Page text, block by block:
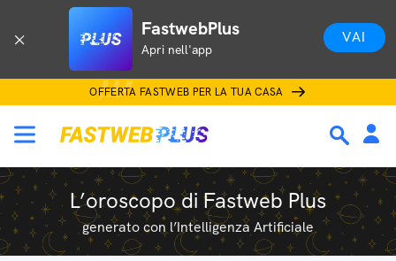
FastwebPlus
Apri nell'app
VAI
OFFERTA FASTWEB PER LA TUA CASA
L’oroscopo di Fastweb Plus
generato con l’Intelligenza Artificiale